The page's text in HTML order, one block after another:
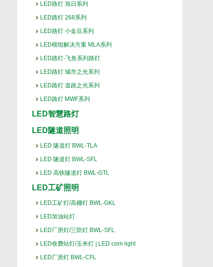
LED路灯 旭日系列
LED路灯 268系列
LED路灯 小金豆系列
LED模组解决方案 MLA系列
LED路灯-飞鱼系列路灯
LED路灯 城市之光系列
LED路灯 道路之光系列
LED路灯 MWF系列
LED智慧路灯
LED隧道照明
LED 隧道灯 BWL-TLA
LED 隧道灯 BWL-SFL
LED 高铁隧道灯 BWL-GTL
LED工矿照明
LED工矿灯/高棚灯 BWL-GKL
LED加油站灯
LED厂房灯/三防灯 BWL-SFL
LED收费站灯/玉米灯 | LED corn light
LED厂房灯 BWL-CFL